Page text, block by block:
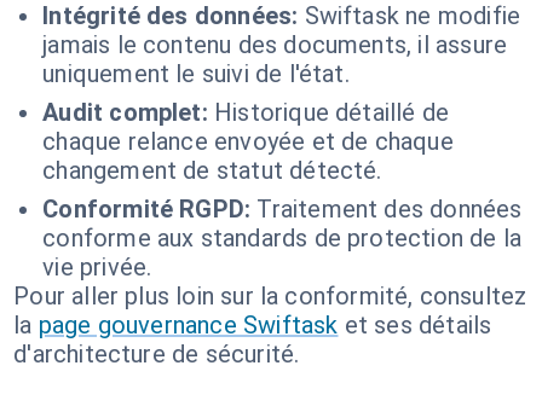
Intégrité des données: Swiftask ne modifie
jamais le contenu des documents, il assure
uniquement le suivi de l'état.
Audit complet: Historique détaillé de
chaque relance envoyée et de chaque
changement de statut détecté.
Conformité RGPD: Traitement des données
conforme aux standards de protection de la
vie privée.
Pour aller plus loin sur la conformité, consultez
la page gouvernance Swiftask et ses détails
d'architecture de sécurité.